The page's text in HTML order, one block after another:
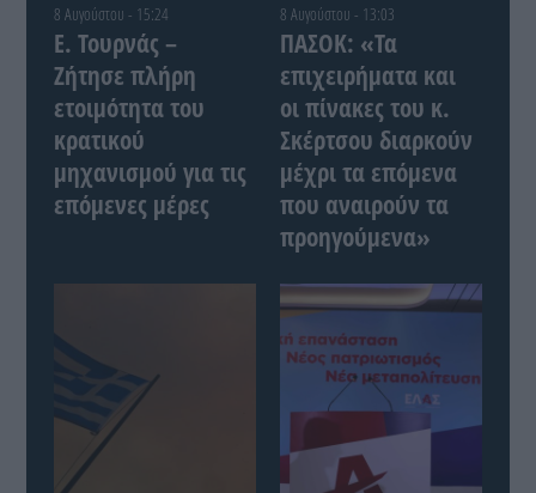
8 Αυγούστου - 15:24
Ε. Τουρνάς –
Ζήτησε πλήρη
ετοιμότητα του
κρατικού
μηχανισμού για τις
επόμενες μέρες
8 Αυγούστου - 13:03
ΠΑΣΟΚ: «Τα
επιχειρήματα και
οι πίνακες του κ.
Σκέρτσου διαρκούν
μέχρι τα επόμενα
που αναιρούν τα
προηγούμενα»